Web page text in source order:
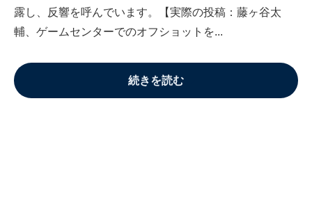
露し、反響を呼んでいます。【実際の投稿：藤ヶ谷太
輔、ゲームセンターでのオフショットを...
続きを読む